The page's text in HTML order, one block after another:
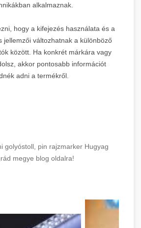
alkalmaznak.
hogy a kifejezés használata és a
jellemzői változhatnak a különböző
között. Ha konkrét márkára vagy
akkor pontosabb információt
adni a termékről.
golyóstoll, pin rajzmarker Hugyag
megye blog oldalra!